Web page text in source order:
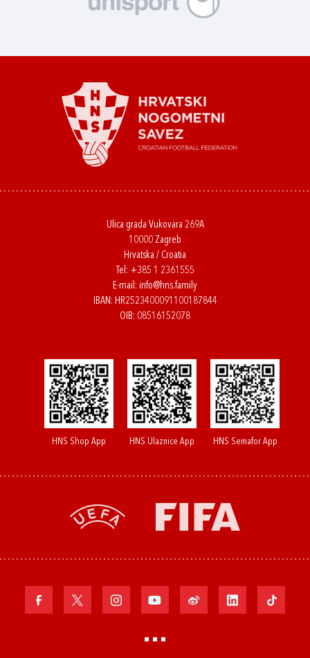
Ulica grada Vukovara 269A
10000 Zagreb
Hrvatska / Croatia
Tel: +385 1 2361555
E-mail: info@hns.family
IBAN: HR2523400091100187844
OIB: 08516152078
HNS Shop App HNS Ulaznice App HNS Semafor App